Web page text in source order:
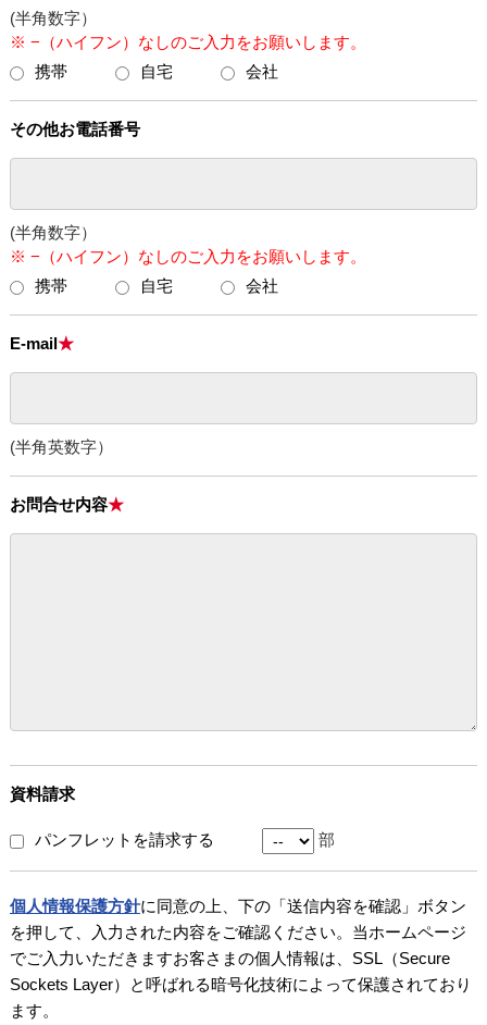
(半角数字）
※ −（ハイフン）なしのご入力をお願いします。
携帯
自宅 会社
その他お電話番号
(半角数字）
※ −（ハイフン）なしのご入力をお願いします。
携帯
自宅 会社
E-mail
(半角英数字）
お問合せ内容
資料請求
パンフレットを請求する 部
個人情報保護方針に同意の上、下の「送信内容を確認」ボタン
を押して、入力された内容をご確認ください。当ホームページ
でご入力いただきますお客さまの個人情報は、SSL（Secure
Sockets Layer）と呼ばれる暗号化技術によって保護されており
ます。